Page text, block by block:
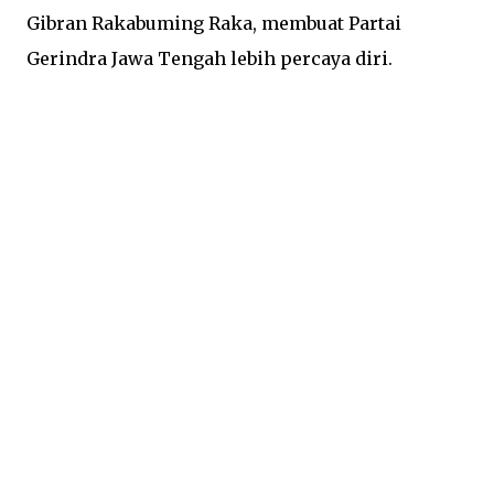
Gibran Rakabuming Raka, membuat Partai
Gerindra Jawa Tengah lebih percaya diri.